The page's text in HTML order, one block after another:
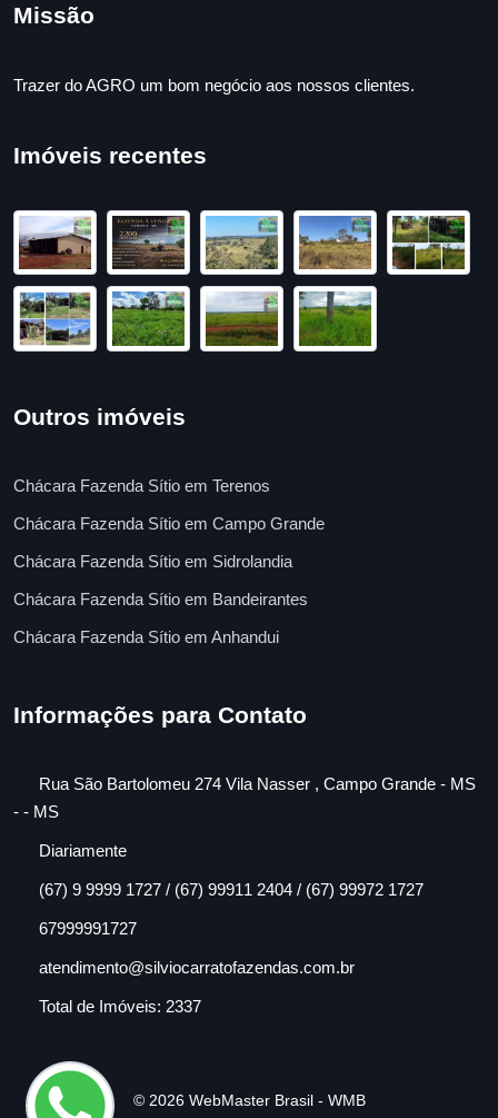
Missão
Trazer do AGRO um bom negócio aos nossos clientes.
Imóveis recentes
Outros imóveis
Chácara Fazenda Sítio em Terenos
Chácara Fazenda Sítio em Campo Grande
Chácara Fazenda Sítio em Sidrolandia
Chácara Fazenda Sítio em Bandeirantes
Chácara Fazenda Sítio em Anhandui
Informações para Contato
Rua São Bartolomeu 274 Vila Nasser , Campo Grande - MS
- - MS
Diariamente
(67) 9 9999 1727 / (67) 99911 2404 / (67) 99972 1727
67999991727
atendimento@silviocarratofazendas.com.br
Total de Imóveis: 2337
© 2026 WebMaster Brasil - WMB